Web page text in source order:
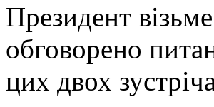
Президент
обговорено
цих двох